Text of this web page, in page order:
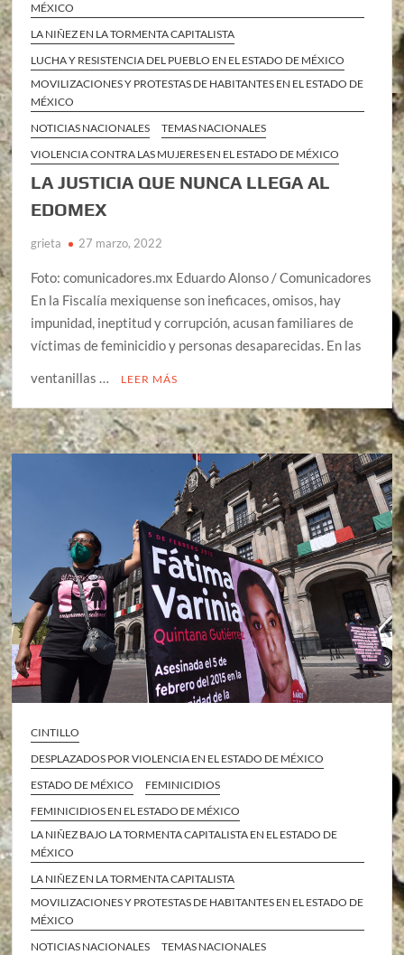
MÉXICO
LA NIÑEZ EN LA TORMENTA CAPITALISTA
LUCHA Y RESISTENCIA DEL PUEBLO EN EL ESTADO DE MÉXICO
MOVILIZACIONES Y PROTESTAS DE HABITANTES EN EL ESTADO DE
MÉXICO
NOTICIAS NACIONALES
TEMAS NACIONALES
VIOLENCIA CONTRA LAS MUJERES EN EL ESTADO DE MÉXICO
LA JUSTICIA QUE NUNCA LLEGA AL
EDOMEX
grieta 27 marzo, 2022
Foto: comunicadores.mx Eduardo Alonso / Comunicadores
En la Fiscalía mexiquense son ineficaces, omisos, hay
impunidad, ineptitud y corrupción, acusan familiares de
víctimas de feminicidio y personas desaparecidas. En las
ventanillas …
LEER MÁS
CINTILLO
DESPLAZADOS POR VIOLENCIA EN EL ESTADO DE MÉXICO
ESTADO DE MÉXICO
FEMINICIDIOS
FEMINICIDIOS EN EL ESTADO DE MÉXICO
LA NIÑEZ BAJO LA TORMENTA CAPITALISTA EN EL ESTADO DE
MÉXICO
LA NIÑEZ EN LA TORMENTA CAPITALISTA
MOVILIZACIONES Y PROTESTAS DE HABITANTES EN EL ESTADO DE
MÉXICO
NOTICIAS NACIONALES
TEMAS NACIONALES